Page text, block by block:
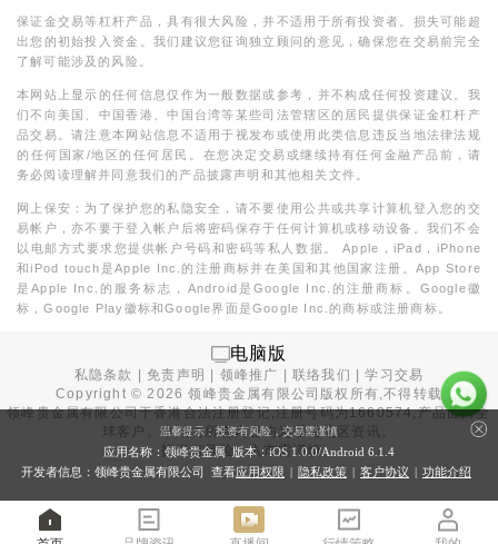
保证金交易等杠杆产品，具有很大风险，并不适用于所有投资者。损失可能超
出您的初始投入资金。我们建议您征询独立顾问的意见，确保您在交易前完全
了解可能涉及的风险。
本网站上显示的任何信息仅作为一般数据或参考，并不构成任何投资建议。我
们不向美国、中国香港、中国台湾等某些司法管辖区的居民提供保证金杠杆产
品交易。请注意本网站信息不适用于视发布或使用此类信息违反当地法律法规
的任何国家/地区的任何居民。在您决定交易或继续持有任何金融产品前，请
务必阅读理解并同意我们的产品披露声明和其他相关文件。
网上保安：为了保护您的私隐安全，请不要使用公共或共享计算机登入您的交
易帐户，亦不要于登入帐户后将密码保存于任何计算机或移动设备。我们不会
以电邮方式要求您提供帐户号码和密码等私人数据。 Apple，iPad，iPhone
和iPod touch是Apple Inc.的注册商标并在美国和其他国家注册。App Store
是Apple Inc.的服务标志，Android是Google Inc.的注册商标。Google徽
标，Google Play徽标和Google界面是Google Inc.的商标或注册商标。
电脑版
私隐条款 |免责声明 领峰推广 |联络我们 |学习交易
Copyright ©2026 领峰贵金属有限公司版权所有,不得转载
领峰贵金属有限公司于香港合法注册登记,注册号码为1660574,产品面向全
球客户。本站内所有内容均为香港地区资讯。
投资有风险，入市需谨慎。
温馨提示：投资有风险，交易需谨慎
应用名称：领峰贵金属 版本：iOS 1.0.0/Android 6.1.4
开发者信息：领峰贵金属有限公司 查看应用权限 | 隐私政策 | 客户协议 | 功能介绍